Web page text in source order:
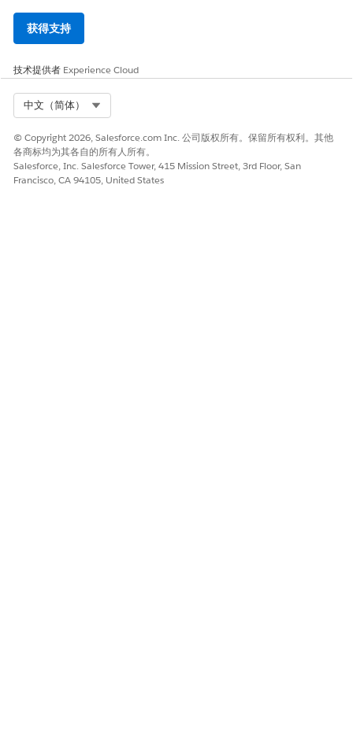
获得支持
技术提供者 Experience Cloud
中文（简体）
© Copyright 2026, Salesforce.com Inc. 公司版权所有。保留所有权利。其他
各商标均为其各自的所有人所有。
Salesforce, Inc. Salesforce Tower, 415 Mission Street, 3rd Floor, San
Francisco, CA 94105, United States